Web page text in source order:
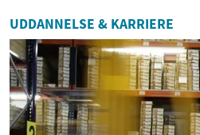
UDDANNELSE & KARRIERE